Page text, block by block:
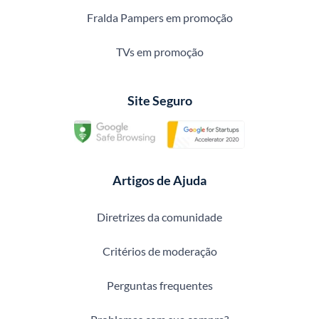
Fralda Pampers em promoção
TVs em promoção
Site Seguro
Artigos de Ajuda
Diretrizes da comunidade
Critérios de moderação
Perguntas frequentes